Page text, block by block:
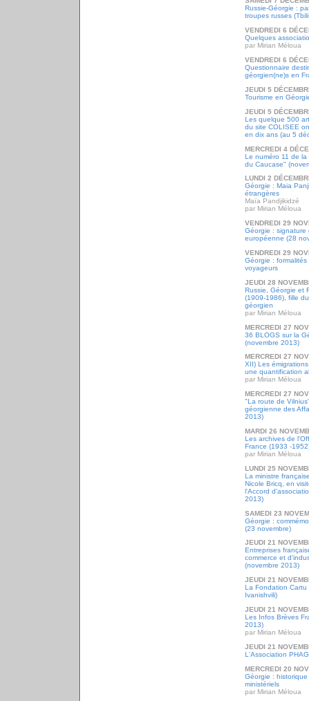
Russie-Géorgie :
troupes russes
VENDREDI 6
Quelques
par Mirian Méloua
VENDREDI 6
Questionnaire
géorgien(ne)s en
JEUDI 5
Tourisme en
JEUDI 5
Les quelque 500
du site COLISEE
en dix ans (au 5
MERCREDI 4
Le numéro 11 de
du Caucase"
LUNDI 2
Géorgie : Maia
étrangères
Maïa Pandjikidzé
par Mirian Méloua
VENDREDI 29
Géorgie : signature
européenne (28
VENDREDI 29
Géorgie :
voyageurs
JEUDI 28
Russie, Géorgie et
(1909-1986), fille
géorgien
par Mirian Méloua
MERCREDI 27
36 BLOGS sur la
(novembre 2013)
MERCREDI 27
XII) Les
une quantification
par Mirian Méloua
MERCREDI 27
"La route de
géorgienne des
2013)
MARDI 26
Les archives de
France (1933 -
par Mirian Méloua
LUNDI 25
La ministre
Nicole Bricq, en
l'Accord
2013)
SAMEDI 23
Géorgie :
(23 novembre)
JEUDI 21
Entreprises
commerce et
(novembre 2013)
JEUDI 21
La Fondation Cartu
Ivanishvili)
JEUDI 21
Les Infos Brèves
2013)
par Mirian Méloua
JEUDI 21
L'Association
MERCREDI 20
Géorgie :
ministériels
par Mirian Méloua